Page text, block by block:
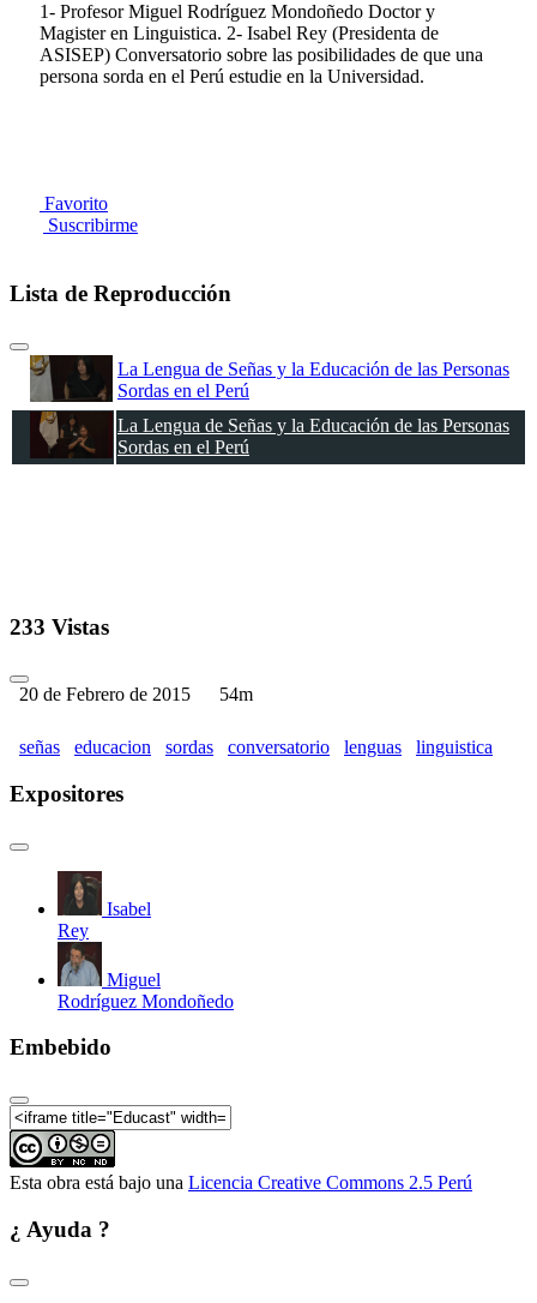
1- Profesor Miguel Rodríguez Mondoñedo Doctor y
Magister en Linguistica. 2- Isabel Rey (Presidenta de
ASISEP) Conversatorio sobre las posibilidades de que una
persona sorda en el Perú estudie en la Universidad.
Favorito
Suscribirme
Lista de Reproducción
La Lengua de Señas y la Educación de las Personas
Sordas en el Perú
La Lengua de Señas y la Educación de las Personas
Sordas en el Perú
233 Vistas
20 de Febrero de 2015 54m
señas educacion sordas conversatorio lenguas linguistica
Expositores
Isabel
Rey
Miguel
Rodríguez Mondoñedo
Embebido
Esta obra está bajo una Licencia Creative Commons 2.5 Perú
¿ Ayuda ?